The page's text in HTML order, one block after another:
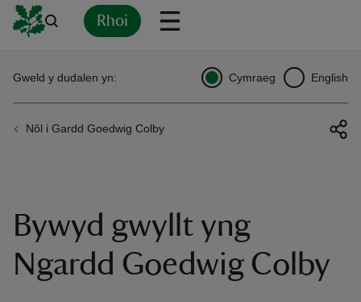
Rhoi
Nôl i Gardd Goedwig Colby
Gweld y dudalen yn: Cymraeg English
Bywyd gwyllt yng
Ngardd Goedwig Colby